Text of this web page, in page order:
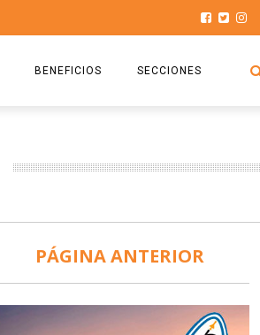
BENEFICIOS
COMISIÓN
DOCUMENTOS
SEGURO DE SEPELIOS
SECCIONES
HISTORIAS DE LUCHA
TURISMO Y RECREACIÓN
PÁGINA ANTERIOR